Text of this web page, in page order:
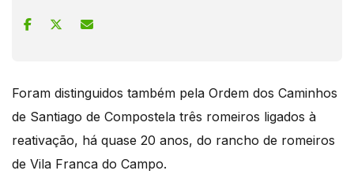
Foram distinguidos também pela Ordem dos Caminhos
de Santiago de Compostela três romeiros ligados à
reativação, há quase 20 anos, do rancho de romeiros
de Vila Franca do Campo.